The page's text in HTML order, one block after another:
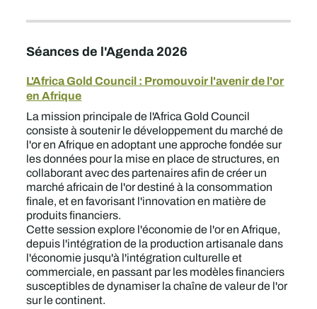
Séances de l'Agenda 2026
L'Africa Gold Council : Promouvoir l'avenir de l'or
en Afrique
La mission principale de l'Africa Gold Council
consiste à soutenir le développement du marché de
l'or en Afrique en adoptant une approche fondée sur
les données pour la mise en place de structures, en
collaborant avec des partenaires afin de créer un
marché africain de l'or destiné à la consommation
finale, et en favorisant l'innovation en matière de
produits financiers.
Cette session explore l'économie de l'or en Afrique,
depuis l'intégration de la production artisanale dans
l'économie jusqu'à l'intégration culturelle et
commerciale, en passant par les modèles financiers
susceptibles de dynamiser la chaîne de valeur de l'or
sur le continent.